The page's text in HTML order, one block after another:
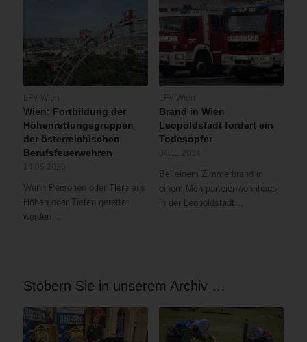
Wien: Fortbildung der
Höhenrettungsgruppen
der österreichischen
Berufsfeuerwehren
Wenn Personen oder Tiere aus
Höhen oder Tiefen gerettet
werden…
Brand in Wien
Leopoldstadt fordert ein
Todesopfer
Bei einem Zimmerbrand in
einem Mehrparteienwohnhaus
in der Leopoldstadt…
Stöbern Sie in unserem Archiv …